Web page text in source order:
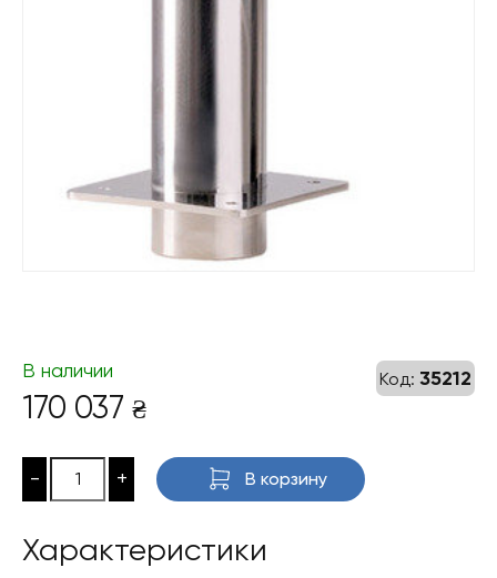
Код: 35212
В наличии
170 037 ₴
- + В корзину
Характеристики